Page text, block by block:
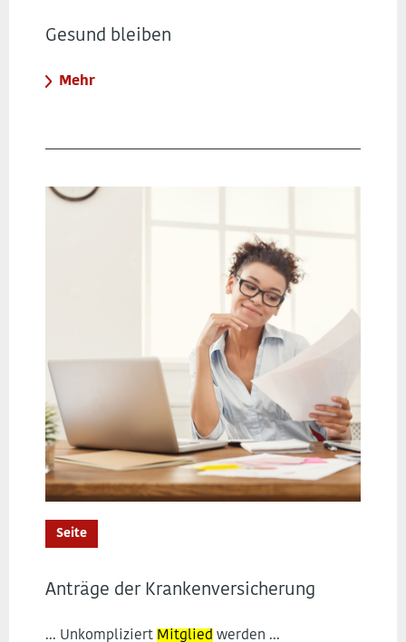
Gesund bleiben
Mehr
Seite
Anträge der Krankenversicherung
... Unkompliziert Mitglied werden ...